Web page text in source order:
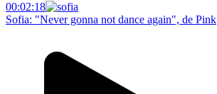
00:02:18
Sofia: "Never gonna not dance again", de Pink